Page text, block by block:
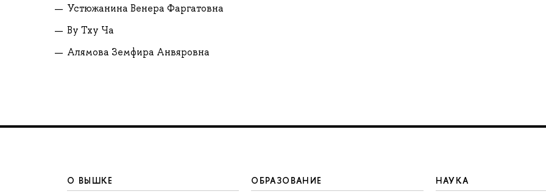
Устюжанина Венера Фаргатовна
Ву Тху Ча
Алямова Земфира Анвяровна
О ВЫШКЕ
ОБРАЗОВАНИЕ
НАУКА